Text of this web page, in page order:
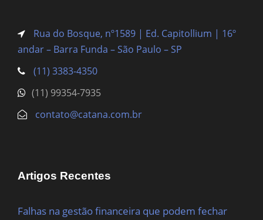
Rua do Bosque, nº1589 | Ed. Capitollium | 16º
andar – Barra Funda – São Paulo – SP
(11) 3383-4350
(11) 99354-7935
contato@catana.com.br
Artigos Recentes
Falhas na gestão financeira que podem fechar